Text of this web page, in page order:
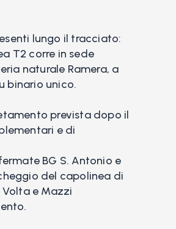
lungo il tracciato:
T2 corre in sede
naturale Ramera, a
binario unico.
prevista dopo il
e di
BG S. Antonio e
del capolinea di
e Mazzi